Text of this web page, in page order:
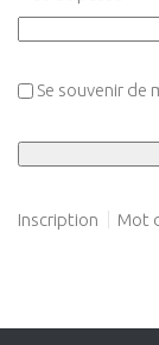
Se souvenir de
Inscription Mot